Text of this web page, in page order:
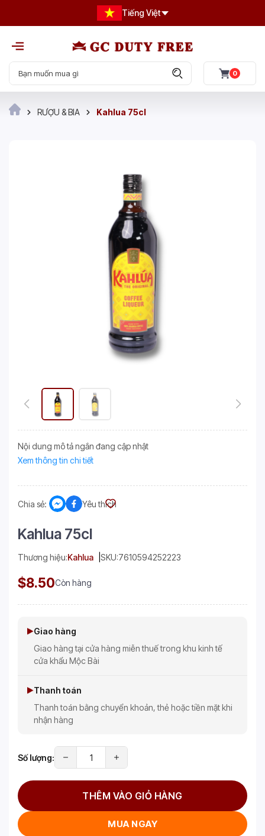
Tiếng Việt
0
RƯỢU & BIA Kahlua 75cl
Nội dung mô tả ngắn đang cập nhật
Xem thông tin chi tiết
Chia sẻ: Yêu thích
Kahlua 75cl
Thương hiệu:Kahlua SKU:7610594252223
$8.50Còn hàng
Giao hàng
Giao hàng tại cửa hàng miễn thuế trong khu kinh tế
cửa khẩu Mộc Bài
Thanh toán
Thanh toán bằng chuyển khoản, thẻ hoặc tiền mặt khi
nhận hàng
Số lượng:
THÊM VÀO GIỎ HÀNG
MUA NGAY